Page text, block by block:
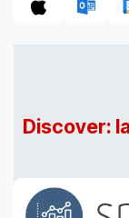
Discover: